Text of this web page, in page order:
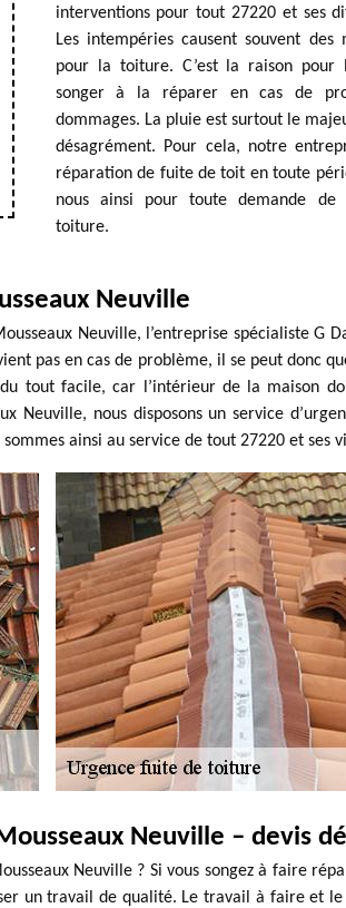
interventions pour tout 27220 et ses
Les intempéries causent souvent des
pour la toiture. C’est la raison
songer à la réparer en cas de
dommages. La pluie est surtout le
désagrément. Pour cela, notre
réparation de fuite de toit en toute
nous ainsi pour toute demande
toiture.
Neuville
Neuville, l’entreprise spécialiste G
pas en cas de problème, il se peut donc
tout facile, car l’intérieur de la maison
Neuville, nous disposons un service
ainsi au service de tout 27220 et ses
Neuville – devis
Neuville ? Si vous songez à faire
un travail de qualité. Le travail à faire et